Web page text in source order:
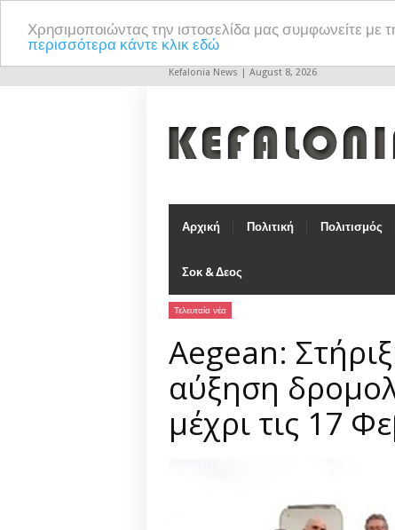
Χρησιμοποιώντας την ιστοσελίδα μας συμφωνείτε
περισσότερα κάντε κλικ εδώ
Kefalonia News | August 8, 2026
Αρχική Πολιτική Πολιτισμός
Σοκ & Δεος
Τελευταία νέα
Aegean:
αύξηση
μέχρι τις 17